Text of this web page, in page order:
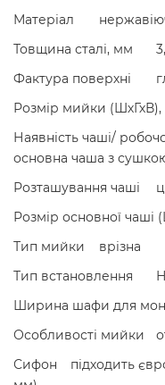
Матеріал
Товщина сталі, мм
Фактура поверхні
Розмір мийки
Наявність чаші/
основна чаша з
Розташування чаші
Розмір основної чаші
Тип мийки
врізна
Тип встановлення
Ширина шафи для
Особливості мийки
Сифон
підходить